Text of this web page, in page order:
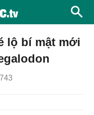
lộ bí mật mới
743